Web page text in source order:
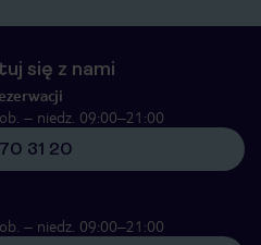
się z nami
– niedz. 09:00–21:00
31 20
– niedz. 09:00–21:00